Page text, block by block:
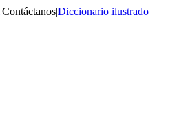
|Contáctanos|Diccionario ilustrado